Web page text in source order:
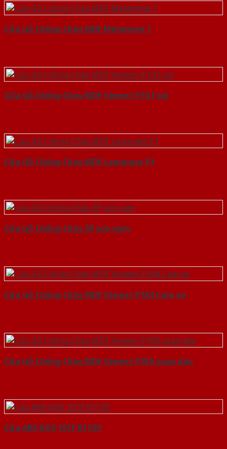
Cửa Gỗ Chống Cháy MDF Melamine 1
Cửa Gỗ Chống Cháy MDF Veneer P1G1 soi
Cửa Gỗ Chống Cháy MDF Laminate P1
Cửa Gỗ Chống Cháy 2P son xam
Cửa Gỗ Chống Cháy MDF Veneer P1R4 Cam xe
Cửa Gỗ Chống Cháy MDF Veneer P1R5 xoan dao
Cửa ABS KOS 101F K1129